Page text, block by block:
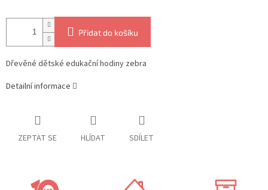
Přidat do košíku
Dřevěné dětské edukační hodiny zebra
Detailní informace
ZEPTAT SE HLÍDAT SDÍLET